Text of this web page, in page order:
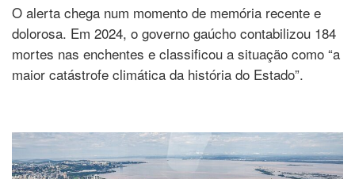
O alerta chega num momento de memória recente e
dolorosa. Em 2024, o governo gaúcho contabilizou 184
mortes nas enchentes e classificou a situação como “a
maior catástrofe climática da história do Estado”.